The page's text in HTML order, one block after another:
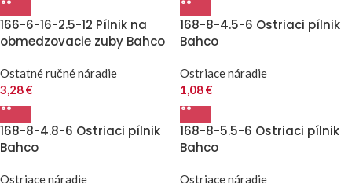
166-6-16-2.5-12 Pílnik na
obmedzovacie zuby Bahco
Ostatné ručné náradie
3,28€
168-8-4.5-6 Ostriaci pílnik
Bahco
Ostriace náradie
1,08€
168-8-4.8-6 Ostriaci pílnik
Bahco
Ostriace náradie
168-8-5.5-6 Ostriaci pílnik
Bahco
Ostriace náradie